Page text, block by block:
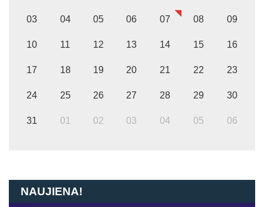
03 04 05 06 07 08 09
10 11 12 13 14 15 16
17 18 19 20 21 22 23
24 25 26 27 28 29 30
31 01 02 03 04 05 06
NAUJIENA!